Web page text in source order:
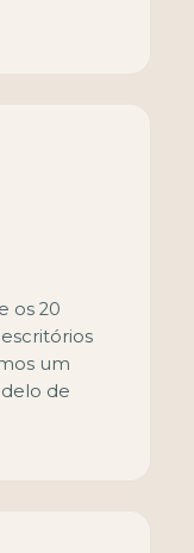
os 20
um
de